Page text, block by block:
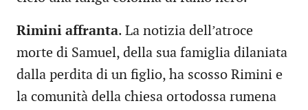
Rimini affranta. La notizia dell’atroce
morte di Samuel, della sua famiglia dilaniata
dalla perdita di un figlio, ha scosso Rimini e
la comunità della chiesa ortodossa rumena